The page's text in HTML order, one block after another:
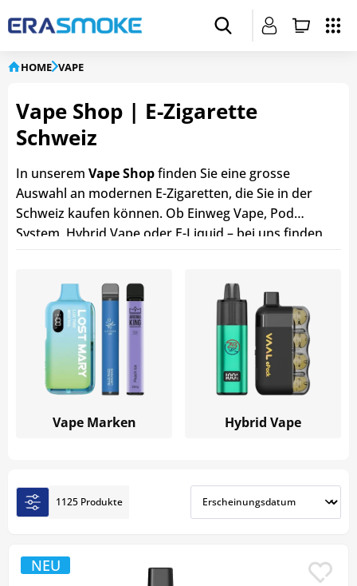
HOME VAPE
Vape Shop | E-Zigarette
Schweiz
In unserem Vape Shopfinden Sie eine grosse
Auswahl an modernen E-Zigaretten, die Sie in der
Schweiz kaufen können. Ob Einweg Vape, Pod
System, Hybrid Vape oder E-Liquid – bei uns finden
Geschmacksrichtungen, verschiedene
Nikotinstärken und innovative Vapes für ein
individuelles Dampferlebnis. Unser
E-Zigaretten
bietet sowohl Einsteigern als auch erfahrenen
Nutzern den passenden Vape für ihren Alltag.
Kaufen Sie Ihren Vape bei ERA Smoke und
profitieren Sie von einer schnellen Lieferung
innerhalb der Schweiz.
Vape Marken Hybrid Vape
1125 Produkte
NEU